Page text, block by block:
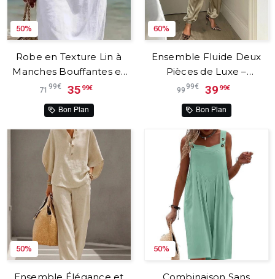
50%
Robe en Texture Lin à
Manches Bouffantes et
Boutons – Vanesa™
71 99€ 35 99€
Bon Plan
60%
Ensemble Fluide Deux
Pièces de Luxe –
Averielle™
9999€ 39 99€
Bon Plan
50% 50%